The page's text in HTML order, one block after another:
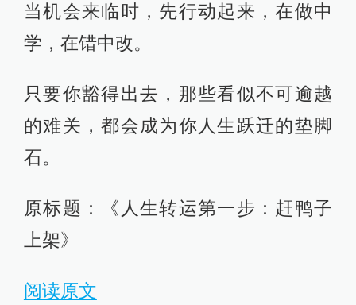
当机会来临时，先行动起来，在做中
学，在错中改。
只要你豁得出去，那些看似不可逾越
的难关，都会成为你人生跃迁的垫脚
石。
原标题：《人生转运第一步：赶鸭子
上架》
阅读原文